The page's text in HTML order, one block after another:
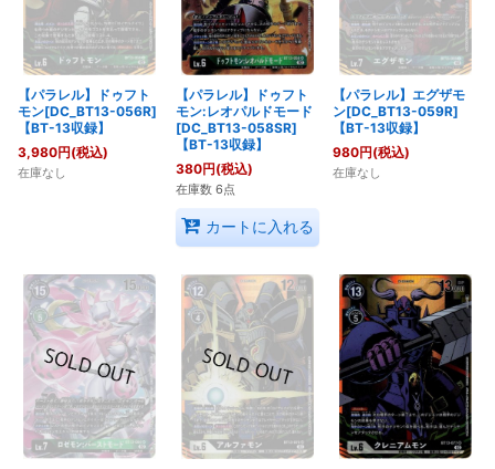
【パラレル】ドゥフト
モン[DC_BT13-056R]
【BT-13収録】
3,980円(税込)
在庫なし
【パラレル】ドゥフト
モン:レオパルドモード
[DC_BT13-058SR]
【BT-13収録】
380円(税込)
在庫数 6点
カートに入れる
【パラレル】エグザモ
ン[DC_BT13-059R]
【BT-13収録】
980円(税込)
在庫なし